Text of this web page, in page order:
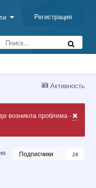
Регистрация
Активность
возникла проблема -
Подписчики 28